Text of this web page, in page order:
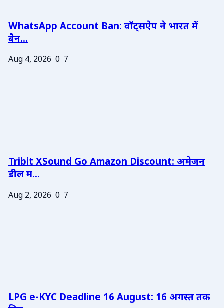
WhatsApp Account Ban: वॉट्सऐप ने भारत में
बैन...
Aug 4, 2026 0 7
Tribit XSound Go Amazon Discount: अमेजन
डील म...
Aug 2, 2026 0 7
LPG e-KYC Deadline 16 August: 16 अगस्त तक